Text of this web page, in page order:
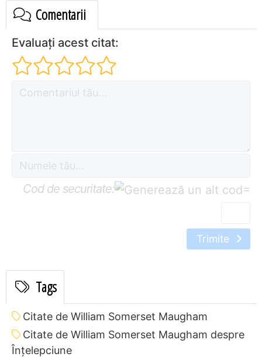
Comentarii
Evaluați acest citat:
Cod de securitate: =
Trimite
Tags
Citate de William Somerset Maugham
Citate de William Somerset Maugham despre
Înțelepciune